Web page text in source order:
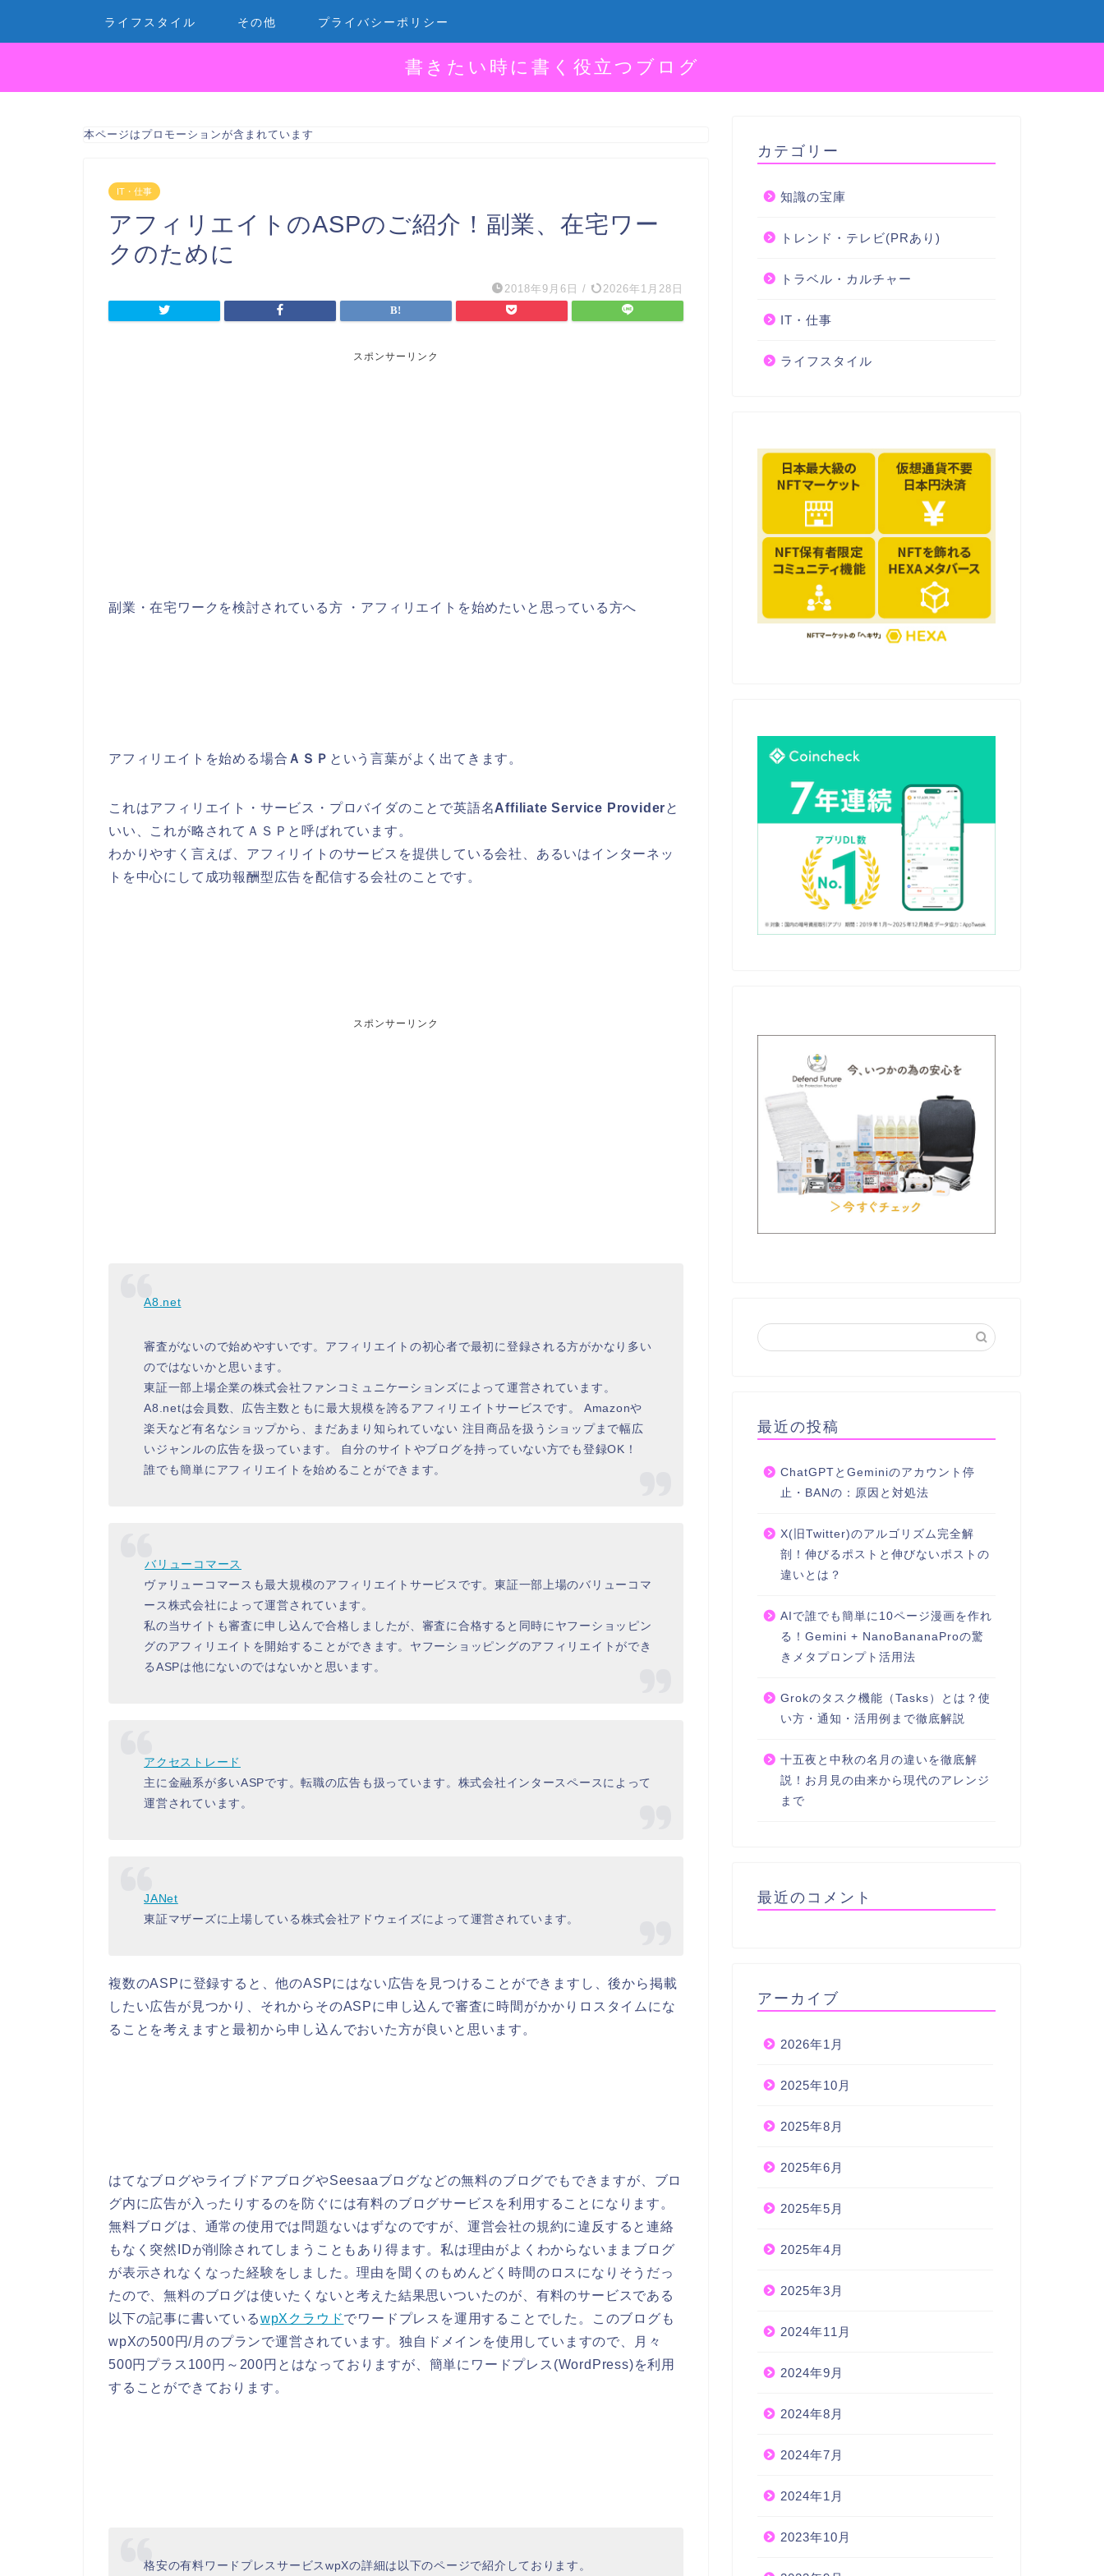
ライフスタイル その他 プライバシーポリシー
書きたい時に書く役立つブログ
本ページはプロモーションが含まれています
IT・仕事
アフィリエイトのASPのご紹介！副業、在宅ワー
クのために
2018年9月6日 / 2026年1月28日
スポンサーリンク
副業・在宅ワークを検討されている方 ・アフィリエイトを始めたいと思っている方へ
アフィリエイトを始める場合 ＡＳＰ という言葉がよく出てきます。
これはアフィリエイト・サービス・プロバイダのことで英語名Affiliate Service Providerと
いい、これが略されてＡＳＰと呼ばれています。
わかりやすく言えば、アフィリイトのサービスを提供している会社、あるいはインターネッ
トを中心にして成功報酬型広告を配信する会社のことです。
スポンサーリンク
A8.net
審査がないので始めやすいです。アフィリエイトの初心者で最初に登録される方がかなり多い
のではないかと思います。
東証一部上場企業の株式会社ファンコミュニケーションズによって運営されています。
A8.netは会員数、広告主数ともに最大規模を誇るアフィリエイトサービスです。 Amazonや
楽天など有名なショップから、まだあまり知られていない 注目商品を扱うショップまで幅広
いジャンルの広告を扱っています。 自分のサイトやブログを持っていない方でも登録OK！
誰でも簡単にアフィリエイトを始めることができます。
バリューコマース
ヴァリューコマースも最大規模のアフィリエイトサービスです。東証一部上場のバリューコマ
ース株式会社によって運営されています。
私の当サイトも審査に申し込んで合格しましたが、審査に合格すると同時にヤフーショッピン
グのアフィリエイトを開始することができます。ヤフーショッピングのアフィリエイトができ
るASPは他にないのではないかと思います。
アクセストレード
主に金融系が多いASPです。転職の広告も扱っています。株式会社インタースペースによって
運営されています。
JANet
東証マザーズに上場している株式会社アドウェイズによって運営されています。
複数のASPに登録すると、他のASPにはない広告を見つけることができますし、後から掲載
したい広告が見つかり、それからそのASPに申し込んで審査に時間がかかりロスタイムにな
ることを考えますと最初から申し込んでおいた方が良いと思います。
はてなブログやライブドアブログやSeesaaブログなどの無料のブログでもできますが、ブロ
グ内に広告が入ったりするのを防ぐには有料のブログサービスを利用することになります。
無料ブログは、通常の使用では問題ないはずなのですが、運営会社の規約に違反すると連絡
もなく突然IDが削除されてしまうこともあり得ます。私は理由がよくわからないままブログ
が表示されなくなった経験をしました。理由を聞くのもめんどく時間のロスになりそうだっ
たので、無料のブログは使いたくないと考えた結果思いついたのが、有料のサービスである
以下の記事に書いているwpXクラウドでワードプレスを運用することでした。このブログも
wpXの500円/月のプランで運営されています。独自ドメインを使用していますので、月々
500円プラス100円～200円とはなっておりますが、簡単にワードプレス(WordPress)を利用
することができております。
格安の有料ワードプレスサービスwpXの詳細は以下のページで紹介しております。
カテゴリー
知識の宝庫
トレンド・テレビ(PRあり)
トラベル・カルチャー
IT・仕事
ライフスタイル
最近の投稿
ChatGPTとGeminiのアカウント停
止・BANの：原因と対処法
X(旧Twitter)のアルゴリズム完全解
剖！伸びるポストと伸びないポストの
違いとは？
AIで誰でも簡単に10ページ漫画を作れ
る！Gemini + NanoBananaProの驚
きメタプロンプト活用法
Grokのタスク機能（Tasks）とは？使
い方・通知・活用例まで徹底解説
十五夜と中秋の名月の違いを徹底解
説！お月見の由来から現代のアレンジ
まで
最近のコメント
アーカイブ
2026年1月
2025年10月
2025年8月
2025年6月
2025年5月
2025年4月
2025年3月
2024年11月
2024年9月
2024年8月
2024年7月
2024年1月
2023年10月